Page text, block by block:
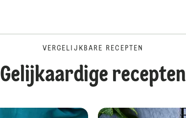
VERGELIJKBARE RECEPTEN
Gelijkaardige recepten
Homemade brownie